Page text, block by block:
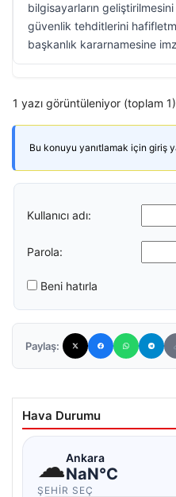
bilgisayarların
güvenlik tehditlerini
başkanlık kararnamesine
1 yazı görüntüleniyor (toplam 1)
Bu konuyu yanıtlamak için giriş
Kullanıcı adı:
Parola:
Beni hatırla
Paylaş:
Hava Durumu
☁Ankara
NaN°C
ŞEHIR SEÇ